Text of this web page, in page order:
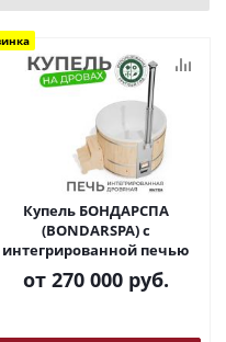
Купель БОНДАРСПА
(BONDARSPA) с
интегрированной печью
от 270 000 руб.